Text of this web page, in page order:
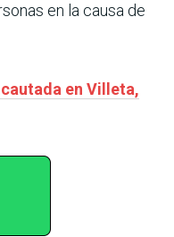
en la causa de
en Villeta,